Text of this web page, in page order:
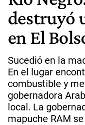
destruyó
en El
Sucedió en la
En el lugar
combustible y
gobernadora
local. La
mapuche RAM